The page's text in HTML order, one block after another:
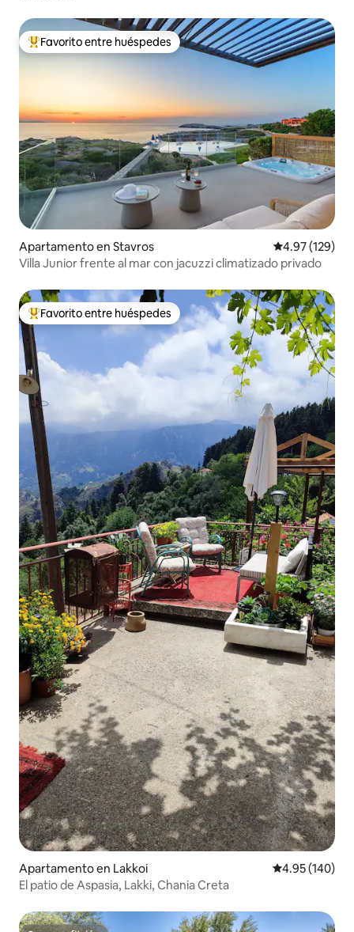
Favorito entre huéspedes preferido
Favorito entre huéspedes
Apartamento en Stavros Calificación
4.97 (129)
Villa Junior frente al mar con jacuzzi climatizado privado
Favorito entre huéspedes preferido
Favorito entre huéspedes
Apartamento en Lakkoi Calificación
4.95 (140)
El patio de Aspasia, Lakki, Chania Creta